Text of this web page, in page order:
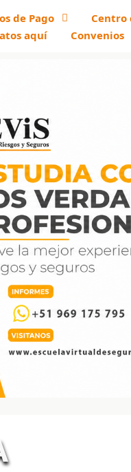
de Pago Centro
aquí Convenios